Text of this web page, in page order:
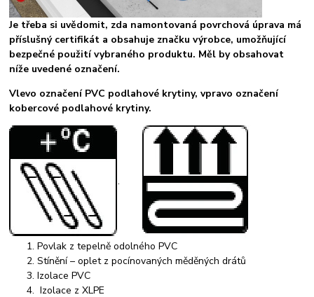
Je třeba si uvědomit, zda namontovaná povrchová úprava má
příslušný certifikát a obsahuje značku výrobce, umožňující
bezpečné použití vybraného produktu. Měl by obsahovat
níže uvedené označení.
Vlevo označení PVC podlahové krytiny, vpravo označení
kobercové podlahové krytiny.
.
Povlak z tepelně odolného PVC
Stínění – oplet z pocínovaných měděných drátů
Izolace PVC
Izolace z XLPE